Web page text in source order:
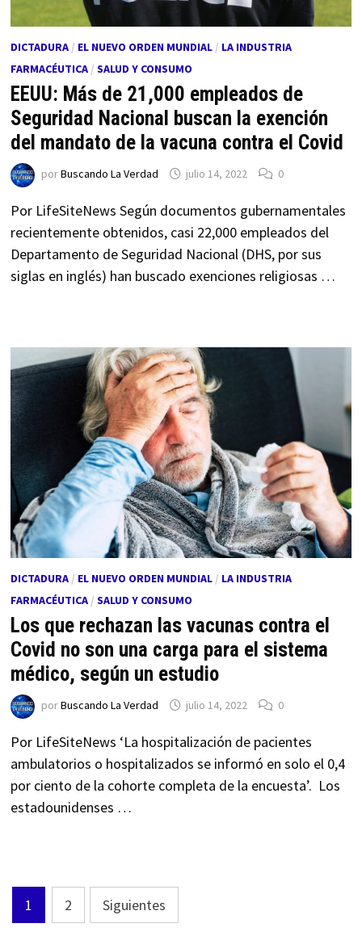
DICTADURA/ EL NUEVO ORDEN MUNDIAL/ LA INDUSTRIA
FARMACÉUTICA/ SALUD Y CONSUMO
EEUU: Más de 21,000 empleados de
Seguridad Nacional buscan la exención
del mandato de la vacuna contra el Covid
porBuscando La Verdad julio 14, 2022 0
Por LifeSiteNews Según documentos gubernamentales
recientemente obtenidos, casi 22,000 empleados del
Departamento de Seguridad Nacional (DHS, por sus
siglas en inglés) han buscado exenciones religiosas …
DICTADURA/ EL NUEVO ORDEN MUNDIAL/ LA INDUSTRIA
FARMACÉUTICA/ SALUD Y CONSUMO
Los que rechazan las vacunas contra el
Covid no son una carga para el sistema
médico, según un estudio
porBuscando La Verdad julio 14, 2022 0
Por LifeSiteNews ‘La hospitalización de pacientes
ambulatorios o hospitalizados se informó en solo el 0,4
por ciento de la cohorte completa de la encuesta’. Los
estadounidenses …
Paginación
1 2 Siguientes